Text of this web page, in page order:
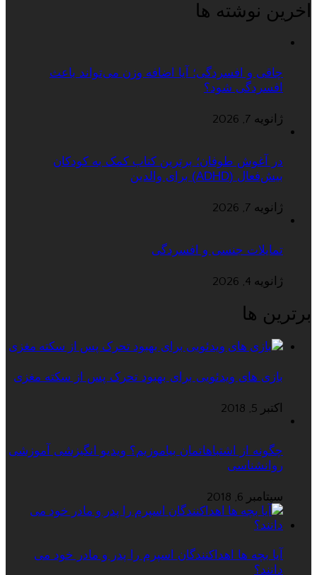
اخرین نوشته ها
چاقی و افسردگی؛ آیا اضافه وزن می‌تواند باعث
افسردگی شود؟
ژانویه 7, 2026
در آغوش طوفان؛ برترین کتاب کمک به کودکان
بیش‌فعال (ADHD) برای والدین
ژانویه 7, 2026
تمایلات جنسی و افسردگی
ژانویه 4, 2026
برترین ها
بازی های ویدئویی برای بهبود تحرک پس از سکته مغزی
اکتبر 5, 2018
چگونه از اشتباهاتمان بیاموزیم؟ ویدیو انگیزشی آموزشی
روانشناسی
سپتامبر 6, 2018
آیا بچه ها اهداکنندگان اسپرم را پدر و مادر خود می
دانند؟